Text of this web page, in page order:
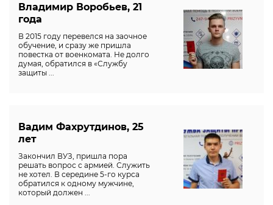
Владимир Воробьев, 21
года
В 2015 году перевелся на заочное
обучение, и сразу же пришла
повестка от военкомата. Не долго
думая, обратился в «Службу
защиты ...
Вадим Фахрутдинов, 25
лет
Закончил ВУЗ, пришла пора
решать вопрос с армией. Служить
не хотел. В середине 5-го курса
обратился к одному мужчине,
который должен ...